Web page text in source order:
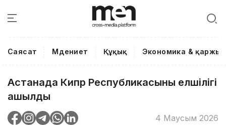
Саясат Мәдениет Құқық Экономика & қаржы
Астанада Кипр Республикасының елшілігі
ашылды
4 Маусым 2026